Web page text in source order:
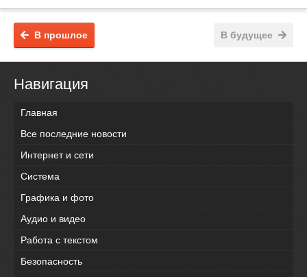
В будущее
В прошлое
Навигация
Главная
Все последние новости
Интернет и сети
Система
Графика и фото
Аудио и видео
Работа с текстом
Безопасность